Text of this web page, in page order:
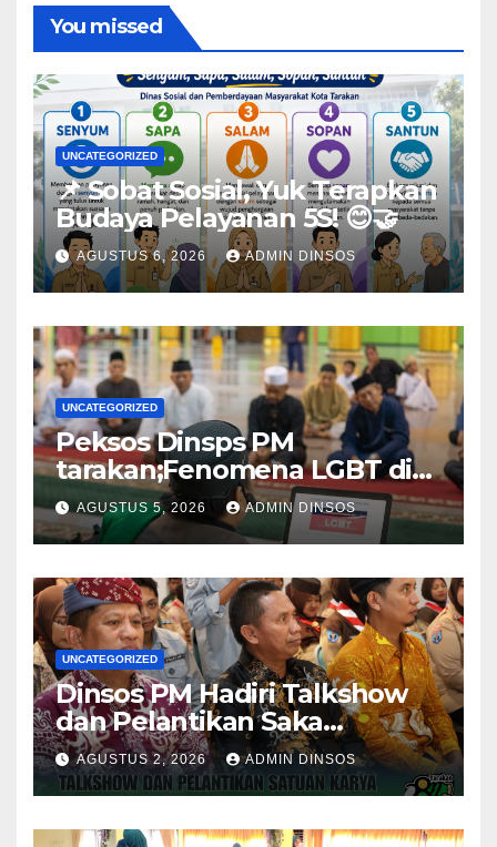
You missed
UNCATEGORIZED
📌 Sobat Sosial, Yuk Terapkan
Budaya Pelayanan 5S! 😊🤝
AGUSTUS 6, 2026 ADMIN DINSOS
UNCATEGORIZED
Peksos Dinsps PM
tarakan;Fenomena LGBT di
Sekitar Kita, Apa yang Harus
Dilakukan?
AGUSTUS 5, 2026 ADMIN DINSOS
UNCATEGORIZED
Dinsos PM Hadiri Talkshow
dan Pelantikan Saka
Pramuka Anti Narkotika Kota
Tarakan
AGUSTUS 2, 2026 ADMIN DINSOS